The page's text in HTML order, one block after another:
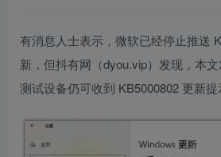
有消息人士表示，微软已经停止推送
新，但抖有网（dyou.vip）发现，本
测试设备仍可收到 KB5000802 更新提